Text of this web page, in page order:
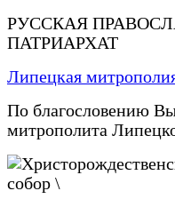
РУССКАЯ
ПАТРИАРХАТ
Липецкая
По благословению
митрополита